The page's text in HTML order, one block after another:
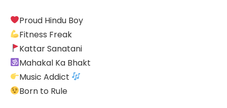
Proud Hindu Boy
Fitness Freak
Kattar Sanatani
Mahakal Ka Bhakt
Music Addict
Born to Rule